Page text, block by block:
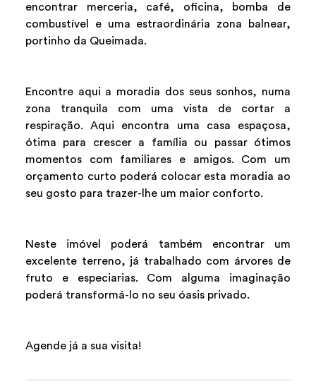
encontrar merceria, café, oficina, bomba de
combustível e uma estraordinária zona balnear,
portinho da Queimada.
Encontre aqui a moradia dos seus sonhos, numa
zona tranquila com uma vista de cortar a
respiração. Aqui encontra uma casa espaçosa,
ótima para crescer a família ou passar ótimos
momentos com familiares e amigos. Com um
orçamento curto poderá colocar esta moradia ao
seu gosto para trazer-lhe um maior conforto.
Neste imóvel poderá também encontrar um
excelente terreno, já trabalhado com árvores de
fruto e especiarias. Com alguma imaginação
poderá transformá-lo no seu óasis privado.
Agende já a sua visita!